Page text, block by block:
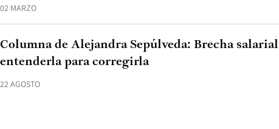
02 MARZO
22 AGOSTO
Columna de Alejandra Sepúlveda: Brecha
entenderla para corregirla